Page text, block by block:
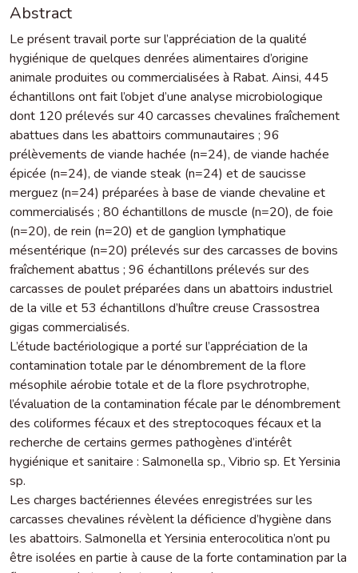
Abstract
Le présent travail porte sur l’appréciation de la qualité
hygiénique de quelques denrées alimentaires d’origine
animale produites ou commercialisées à Rabat. Ainsi, 445
échantillons ont fait l’objet d’une analyse microbiologique
dont 120 prélevés sur 40 carcasses chevalines fraîchement
abattues dans les abattoirs communautaires ; 96
prélèvements de viande hachée (n=24), de viande hachée
épicée (n=24), de viande steak (n=24) et de saucisse
merguez (n=24) préparées à base de viande chevaline et
commercialisés ; 80 échantillons de muscle (n=20), de foie
(n=20), de rein (n=20) et de ganglion lymphatique
mésentérique (n=20) prélevés sur des carcasses de bovins
fraîchement abattus ; 96 échantillons prélevés sur des
carcasses de poulet préparées dans un abattoirs industriel
de la ville et 53 échantillons d’huître creuse Crassostrea
gigas commercialisés.
L’étude bactériologique a porté sur l’appréciation de la
contamination totale par le dénombrement de la flore
mésophile aérobie totale et de la flore psychrotrophe,
l’évaluation de la contamination fécale par le dénombrement
des coliformes fécaux et des streptocoques fécaux et la
recherche de certains germes pathogènes d’intérêt
hygiénique et sanitaire : Salmonella sp., Vibrio sp. Et Yersinia
sp.
Les charges bactériennes élevées enregistrées sur les
carcasses chevalines révèlent la déficience d’hygiène dans
les abattoirs. Salmonella et Yersinia enterocolitica n’ont pu
être isolées en partie à cause de la forte contamination par la